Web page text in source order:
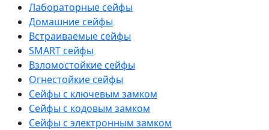
Лабораторные сейфы
Домашние сейфы
Встраиваемые сейфы
SMART сейфы
Взломостойкие сейфы
Огнестойкие сейфы
Сейфы с ключевым замком
Сейфы с кодовым замком
Сейфы с электронным замком